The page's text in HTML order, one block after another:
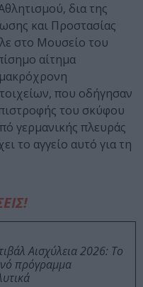
δια της
και Προστασίας
στο Μουσείο του
αίτημα
που οδήγησαν
του σκύφου
γερμανικής πλευράς
το αγγείο αυτό για τη
Αισχύλεια 2026: Το
πρόγραμμα